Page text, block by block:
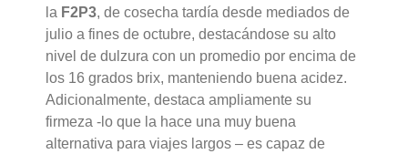
la F2P3, de cosecha tardía desde mediados de
julio a fines de octubre, destacándose su alto
nivel de dulzura con un promedio por encima de
los 16 grados brix, manteniendo buena acidez.
Adicionalmente, destaca ampliamente su
firmeza -lo que la hace una muy buena
alternativa para viajes largos – es capaz de